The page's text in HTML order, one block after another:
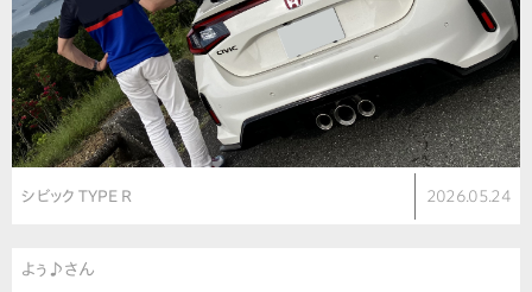
シビック TYPE R 2026.05.24
よぅ♪さん